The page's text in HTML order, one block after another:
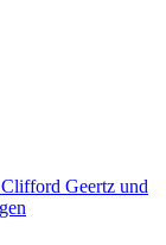
Geertz und